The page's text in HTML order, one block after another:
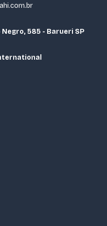
585 - Barueri SP